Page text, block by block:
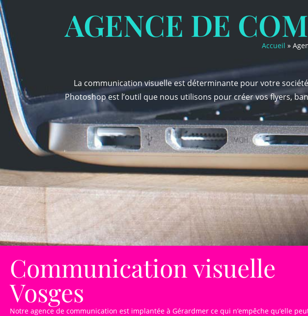
AGENCE DE
Accueil »
La communication visuelle est déterminante pour votre
Photoshop est l’outil que nous utilisons pour créer vos flyers,
Communication visuelle
Vosges
Notre agence de communication est implantée à Gérardmer ce qui n’empêche qu’elle